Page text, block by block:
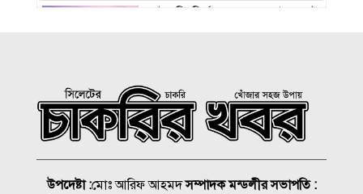
মতবিনিময় ও উন্মুক্ত আলোচনা
সভা
কিনব্রিজ আড়াল করে ‘আই লাভ
সিলেট’ সাইনেজ কেন?
উপদেষ্টা :মোঃ আরিফ আহমদসম্পাদক মন্ডলীর সভাপতি :